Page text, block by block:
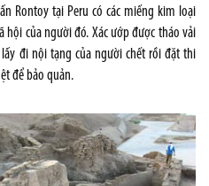
Rontoy tại Peru có các miếng kim loại
của người đó. Xác ướp được tháo vải
đi nội tạng của người chết rồi đặt thi
để bảo quản.